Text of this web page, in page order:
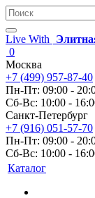
Live With
0
Москва
+7 (499) 957-87-40
Пн-Пт: 09:00 -
Сб-Вс: 10:00 -
Санкт-Петербург
+7 (916) 051-57-70
Пн-Пт: 09:00 -
Сб-Вс: 10:00 -
Каталог